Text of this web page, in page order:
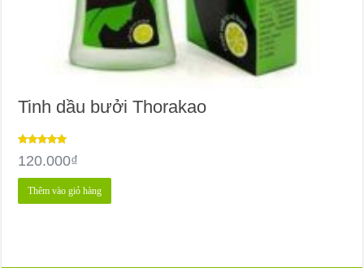
Tinh dầu bưởi Thorakao
Được xếp
hạng5.00
5 sao
120.000₫
Thêm vào giỏ hàng